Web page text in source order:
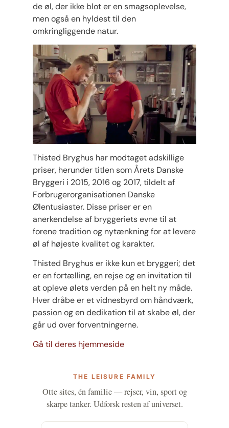
de øl, der ikke blot er en smagsoplevelse,
men også en hyldest til den
omkringliggende natur.
Thisted Bryghus har modtaget adskillige
priser, herunder titlen som Årets Danske
Bryggeri i 2015, 2016 og 2017, tildelt af
Forbrugerorganisationen Danske
Ølentusiaster. Disse priser er en
anerkendelse af bryggeriets evne til at
forene tradition og nytænkning for at levere
øl af højeste kvalitet og karakter.
Thisted Bryghus er ikke kun et bryggeri; det
er en fortælling, en rejse og en invitation til
at opleve ølets verden på en helt ny måde.
Hver dråbe er et vidnesbyrd om håndværk,
passion og en dedikation til at skabe øl, der
går ud over forventningerne.
Gå til deres hjemmeside
THE LEISURE FAMILY
Otte sites, én familie — rejser, vin, sport og
skarpe tanker. Udforsk resten af universet.